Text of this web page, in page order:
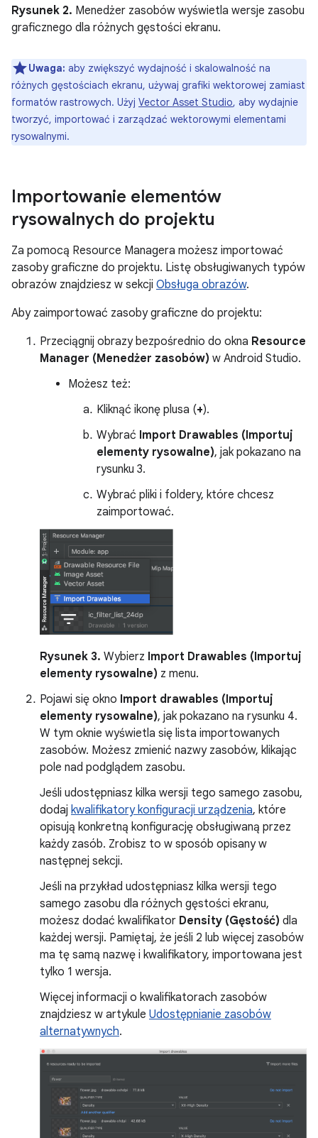
Rysunek 2. Menedżer zasobów wyświetla wersje zasobu
graficznego dla różnych gęstości ekranu.
Uwaga: aby zwiększyć wydajność i skalowalność na
różnych gęstościach ekranu, używaj grafiki wektorowej zamiast
formatów rastrowych. Użyj Vector Asset Studio, aby wydajnie
tworzyć, importować i zarządzać wektorowymi elementami
rysowalnymi.
Importowanie elementów
rysowalnych do projektu
Za pomocą Resource Managera możesz importować
zasoby graficzne do projektu. Listę obsługiwanych typów
obrazów znajdziesz w sekcji Obsługa obrazów.
Aby zaimportować zasoby graficzne do projektu:
Przeciągnij obrazy bezpośrednio do okna Resource
Manager (Menedżer zasobów) w Android Studio.
Możesz też:
Kliknąć ikonę plusa (+).
Wybrać Import Drawables (Importuj
elementy rysowalne), jak pokazano na
rysunku 3.
Wybrać pliki i foldery, które chcesz
zaimportować.
Rysunek 3. Wybierz Import Drawables (Importuj
elementy rysowalne) z menu.
Pojawi się okno Import drawables (Importuj
elementy rysowalne), jak pokazano na rysunku 4.
W tym oknie wyświetla się lista importowanych
zasobów. Możesz zmienić nazwy zasobów, klikając
pole nad podglądem zasobu.
Jeśli udostępniasz kilka wersji tego samego zasobu,
dodaj kwalifikatory konfiguracji urządzenia, które
opisują konkretną konfigurację obsługiwaną przez
każdy zasób. Zrobisz to w sposób opisany w
następnej sekcji.
Jeśli na przykład udostępniasz kilka wersji tego
samego zasobu dla różnych gęstości ekranu,
możesz dodać kwalifikator Density (Gęstość) dla
każdej wersji. Pamiętaj, że jeśli 2 lub więcej zasobów
ma tę samą nazwę i kwalifikatory, importowana jest
tylko 1 wersja.
Więcej informacji o kwalifikatorach zasobów
znajdziesz w artykule Udostępnianie zasobów
alternatywnych.